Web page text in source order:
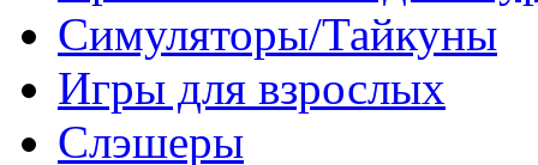
Симуляторы/Тайкуны
Игры для взрослых
Слэшеры